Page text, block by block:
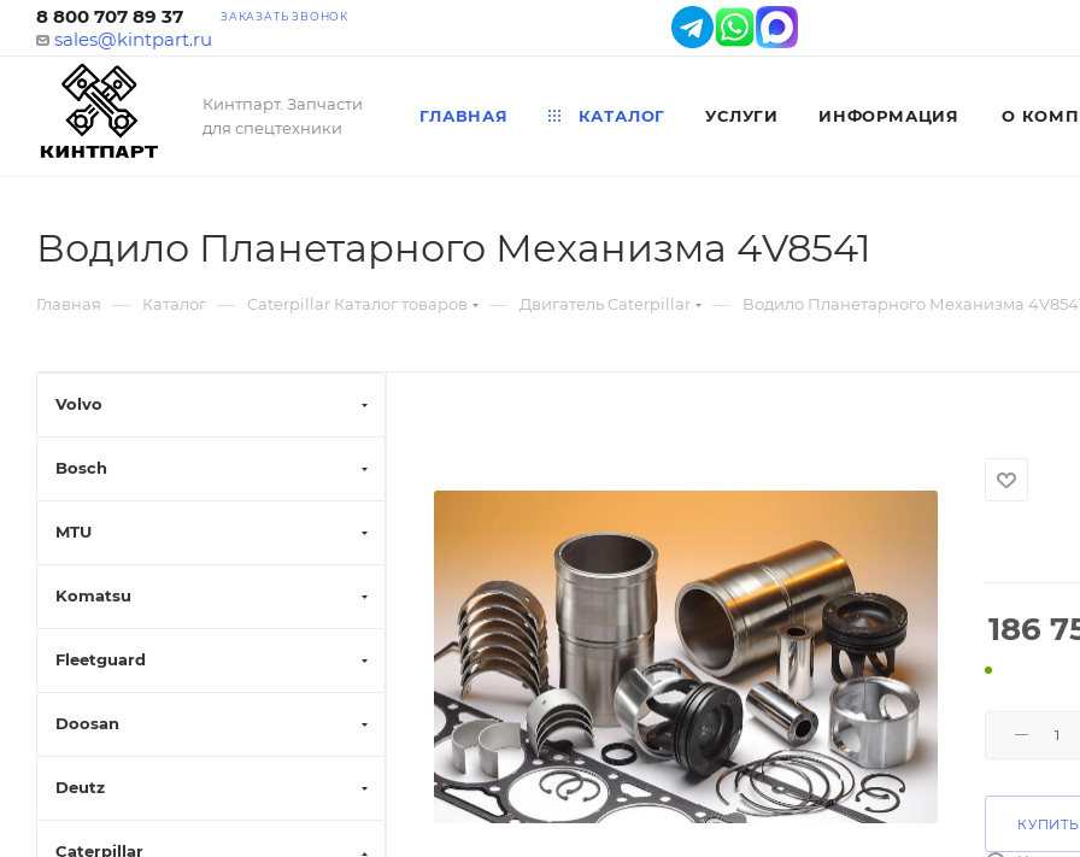
8 800 707 89 37 ЗАКАЗАТЬ ЗВОНОК
sales@kintpart.ru
Кинтпарт. Запчасти
для спецтехники
ГЛАВНАЯ КАТАЛОГ УСЛУГИ ИНФОРМАЦИЯ О
Водило Планетарного Механизма 4V8541
Главная — Каталог — Caterpillar Каталог товаров — Двигатель Caterpillar — Водило Планетарного Механизма
186
Volvo
Bosch
MTU
Komatsu
Fleetguard
Doosan
Deutz
Caterpillar